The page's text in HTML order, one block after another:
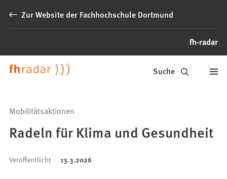
Inhalt anspringen
Zur Website der Fachhochschule Dortmund
fh-radar
News
FH
Dortmund
Suche
Mobilitätsaktionen
Radeln für Klima und Gesundheit
Veröffentlicht 13.3.2026